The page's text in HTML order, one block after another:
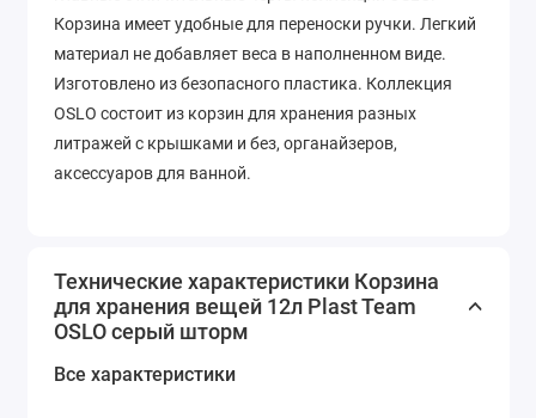
Корзина имеет удобные для переноски ручки. Легкий
материал не добавляет веса в наполненном виде.
Изготовлено из безопасного пластика. Коллекция
OSLO состоит из корзин для хранения разных
литражей с крышками и без, органайзеров,
аксессуаров для ванной.
Технические характеристики Корзина
для хранения вещей 12л Plast Team
OSLO серый шторм
Все характеристики